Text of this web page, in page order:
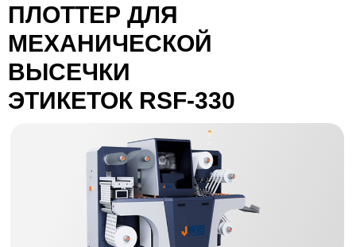
ПЛОТТЕР ДЛЯ
МЕХАНИЧЕСКОЙ
ВЫСЕЧКИ
ЭТИКЕТОК RSF-330